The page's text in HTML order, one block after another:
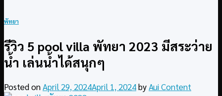
พัทยา
รีวิว 5 pool villa พัทยา 2023 มีสระว่าย
น้ำ เล่นน้ำได้สนุกๆ
Posted onApril 29, 2024April 1, 2024byAui Content